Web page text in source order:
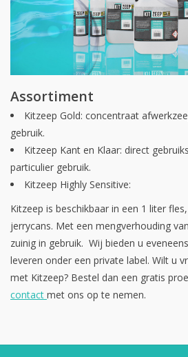
Assortiment
Kitzeep Gold: concentraat
gebruik.
Kitzeep Kant en Klaar: direct
particulier gebruik.
Kitzeep Highly Sensitive:
Kitzeep is beschikbaar in een 1 liter
jerrycans. Met een mengverhouding
zuinig in gebruik. Wij bieden u
leveren onder een private label. Wilt u
met Kitzeep? Bestel dan een gratis
contact met ons op te nemen.